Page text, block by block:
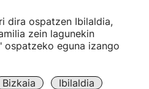
dira ospatzen Ibilaldia,
zein lagunekin
ospatzeko eguna izango
Bizkaia
Ibilaldia